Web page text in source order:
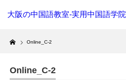
大阪の中国語教室-実用中国語学院
Home
Online_C-2
Online_C-2